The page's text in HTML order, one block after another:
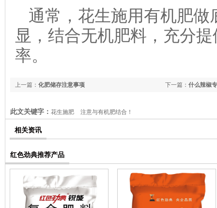
通常，花生施用有机肥做
显，结合无机肥料，充分
率。
下一篇： 什么辣椒
上一篇： 化肥储存注意事项
此文关键字： 花生施肥 注意与有机肥结合！
相关资讯
红色劲典推荐产品